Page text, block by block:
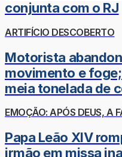
conjunta com o RJ
ARTIFÍCIO DESCOBERTO
Motorista
movimento e foge;
meia tonelada de
EMOÇÃO: APÓS DEUS, A
Papa Leão XIV
irmão em missa